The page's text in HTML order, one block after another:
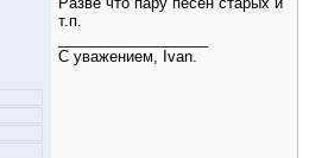
т.п.
С уважением, Ivan.